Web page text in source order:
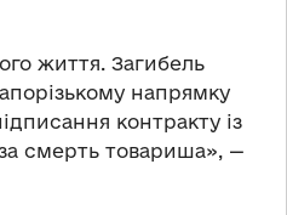
життя. Загибель
напрямку
контракту із
смерть товариша», —